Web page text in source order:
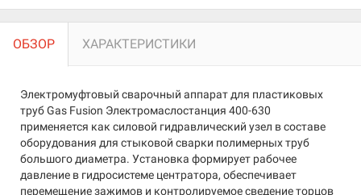
ОБЗОР ХАРАКТЕРИСТИКИ
Электромуфтовый сварочный аппарат для пластиковых
труб Gas Fusion Электромаслостанция 400-630
применяется как силовой гидравлический узел в составе
оборудования для стыковой сварки полимерных труб
большого диаметра. Установка формирует рабочее
давление в гидросистеме центратора, обеспечивает
перемещение зажимов и контролируемое сведение торцов